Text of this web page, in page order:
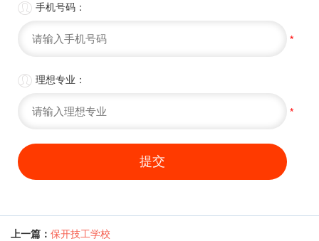
 手机号码：
*
 理想专业：
*
提交
上一篇： 保开技工学校